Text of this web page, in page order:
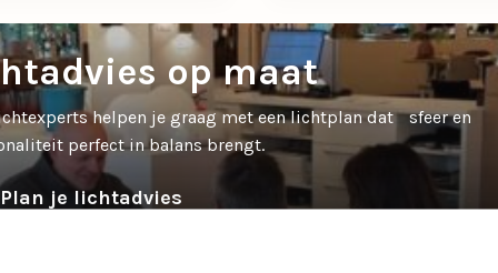
op maat
helpen je graag met een lichtplan dat sfeer en
perfect in balans brengt.
Plan je lichtadvies